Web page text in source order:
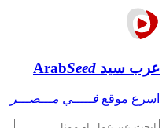
عرب سيد ArabSeed
اسرع موقع فـــــي مـــصـــر